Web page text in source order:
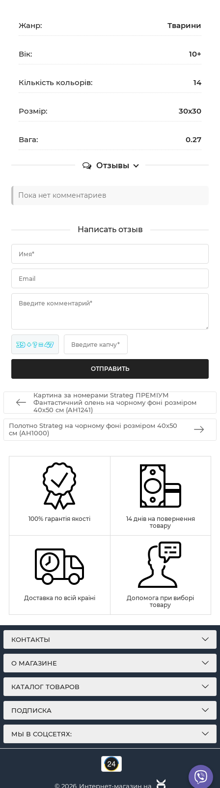
Жанр: Тварини
Вік: 10+
Кількість кольорів: 14
Розмір: 30х30
Вага: 0.27
Отзывы
Пока нет комментариев
Написать отзыв
Имя*
Email
Введите комментарий*
39 + ? = 47 Введите капчу*
Картина за номерами Strateg ПРЕМІУМ
Фантастичний олень на чорному фоні розміром
40х50 см (AH1241)
Полотно Strateg на чорному фоні розміром 40х50
см (AH1000)
100% гарантія якості
14 днів на повернення
товару
Доставка по всій країні
Допомога при виборі
товару
КОНТАКТЫ
О МАГАЗИНЕ
КАТАЛОГ ТОВАРОВ
ПОДПИСКА
МЫ В СОЦСЕТЯХ:
© 2026 Интернет-магазин на